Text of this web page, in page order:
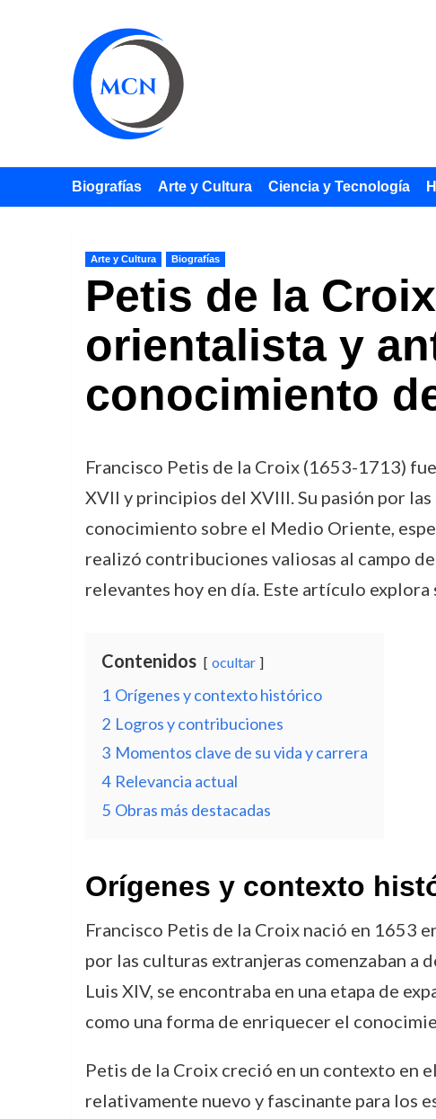
Biografías Arte y Cultura Ciencia y Tecnología
Arte y Cultura Biografías
Petis de la
orientalista y
conocimiento
Francisco Petis de la Croix (1653-1713)
XVII y principios del XVIII. Su pasión por
conocimiento sobre el Medio Oriente,
realizó contribuciones valiosas al campo
relevantes hoy en día. Este artículo
Contenidos ocultar
1 Orígenes y contexto histórico
2 Logros y contribuciones
3 Momentos clave de su vida y carrera
4 Relevancia actual
5 Obras más destacadas
Orígenes y contexto
Francisco Petis de la Croix nació en 1653
por las culturas extranjeras comenzaban
Luis XIV, se encontraba en una etapa de
como una forma de enriquecer el
Petis de la Croix creció en un contexto en
relativamente nuevo y fascinante para los